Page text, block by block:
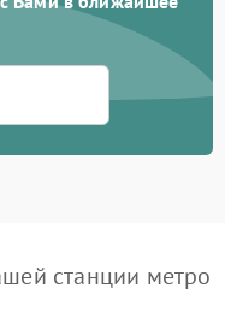
станции метро